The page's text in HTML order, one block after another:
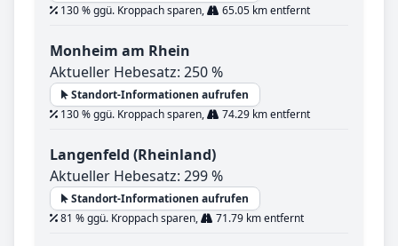
130 % ggü. Kroppach sparen,
65.05 km entfernt
Monheim am Rhein
Aktueller Hebesatz: 250 %
Standort-Informationen aufrufen
130 % ggü. Kroppach sparen,
74.29 km entfernt
Langenfeld (Rheinland)
Aktueller Hebesatz: 299 %
Standort-Informationen aufrufen
81 % ggü. Kroppach sparen,
71.79 km entfernt